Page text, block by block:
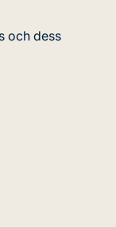
och dess